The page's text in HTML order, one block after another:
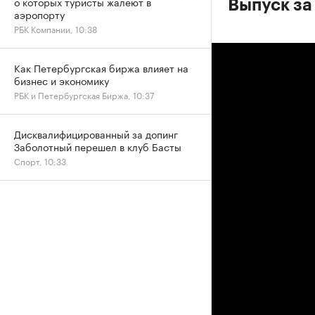
Выпуск
аэропорту
РБК Компании, 10:38
Как Петербургская биржа влияет на
бизнес и экономику
РБК и Петербургская Биржа, 10:37
Дисквалифицированный за допинг
Заболотный перешел в клуб Басты
Спорт, 10:33